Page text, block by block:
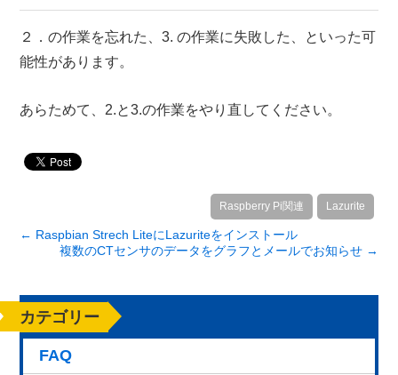
２．の作業を忘れた、3. の作業に失敗した、といった可
能性があります。
あらためて、2.と3.の作業をやり直してください。
Lazurite
Raspberry Pi関連
← Raspbian Strech LiteにLazuriteをインストール
複数のCTセンサのデータをグラフとメールでお知らせ →
カテゴリー
FAQ